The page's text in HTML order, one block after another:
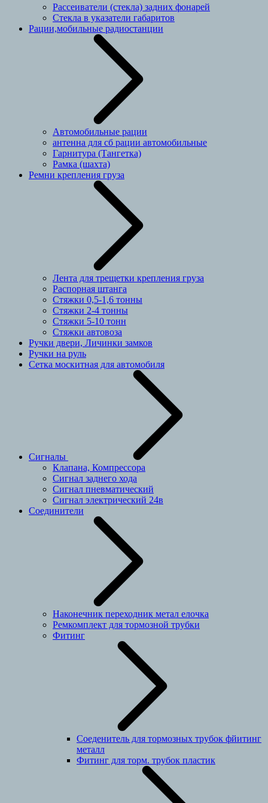
Рассеиватели (стекла) задних фонарей
Стекла в указатели габаритов
Рации,мобильные радиостанции
Автомобильные рации
антенна для сб рации автомобильные
Гарнитура (Тангетка)
Рамка (шахта)
Ремни крепления груза
Лента для трещетки крепления груза
Распорная штанга
Стяжки 0,5-1,6 тонны
Стяжки 2-4 тонны
Стяжки 5-10 тонн
Стяжки автовоза
Ручки двери, Личинки замков
Ручки на руль
Сетка москитная для автомобиля
Сигналы
Клапана, Компрессора
Сигнал заднего хода
Сигнал пневматический
Сигнал электрический 24в
Соединители
Наконечник переходник метал елочка
Ремкомплект для тормозной трубки
Фитинг
Соеденитель для тормозных трубок фйитинг
металл
Фитинг для торм. трубок пластик